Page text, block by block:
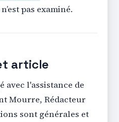
pas examiné.
article
avec l'assistance de
Mourre, Rédacteur
sont générales et